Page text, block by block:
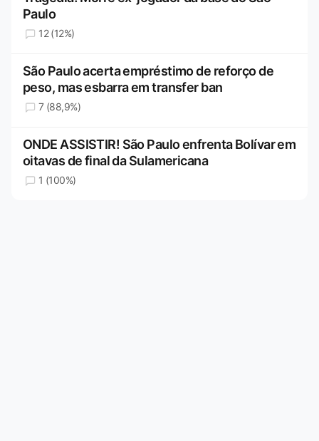
Paulo
12 (12%)
São Paulo acerta empréstimo de reforço de
peso, mas esbarra em transfer ban
7 (88,9%)
ONDE ASSISTIR! São Paulo enfrenta Bolívar em
oitavas de final da Sulamericana
1 (100%)